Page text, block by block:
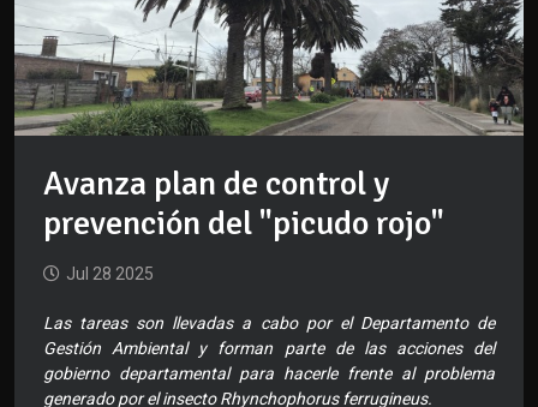
Avanza plan de control y
prevención del "picudo rojo"
Jul 28 2025
Las tareas son llevadas a cabo por el Departamento de
Gestión Ambiental y forman parte de las acciones del
gobierno departamental para hacerle frente al problema
generado por el insecto Rhynchophorus ferrugineus.